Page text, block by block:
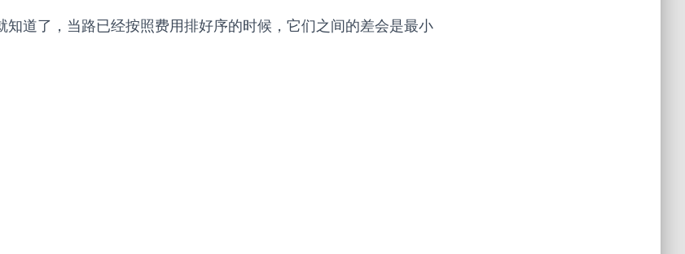
知道了，当路已经按照费用排好序的时候，它们之间的差会是最小